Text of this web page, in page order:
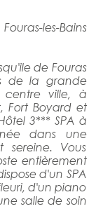
les-Bains
de Fouras
de la grande
ville, à
Fort Boyard et
3*** SPA à
dans une
sereine. Vous
entièrement
d'un SPA
d'un piano
salle de soin